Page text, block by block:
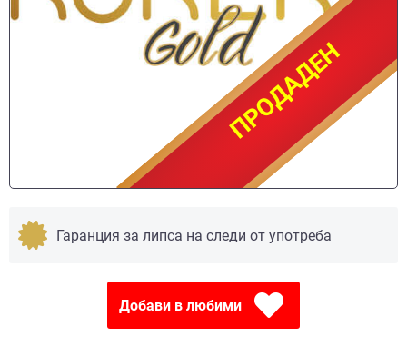
ПРОДАДЕН
ПРОДАДЕН
Гаранция за липса на следи от употреба
Добави в любими